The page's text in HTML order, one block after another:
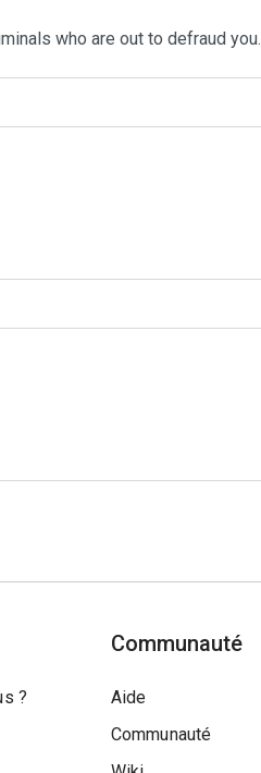
who are out to defraud you.
?
Communauté
Aide
Communauté